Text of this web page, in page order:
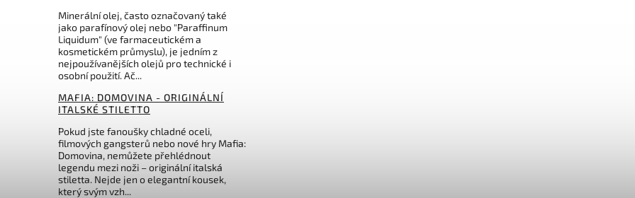
Minerální olej, často označovaný také
jako parafínový olej nebo "Paraffinum
Liquidum" (ve farmaceutickém a
kosmetickém průmyslu), je jedním z
nejpoužívanějších olejů pro technické i
osobní použití. Ač...
MAFIA: DOMOVINA - ORIGINÁLNÍ
ITALSKÉ STILETTO
Pokud jste fanoušky chladné oceli,
filmových gangsterů nebo nové hry Mafia:
Domovina, nemůžete přehlédnout
legendu mezi noži – originální italská
stiletta. Nejde jen o elegantní kousek,
který svým vzh...